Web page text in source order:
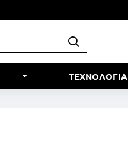
ΤΕΧΝΟΛΟΓΙΑ